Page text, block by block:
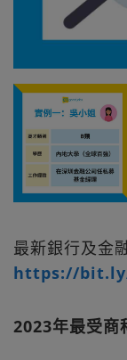
最新銀行及金
https://
2023年最受商